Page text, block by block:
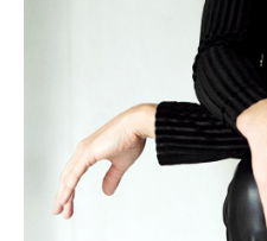
Hängeleuchten &
Schreibtischleuchten
Stehleuchten &
Bodenleuchten